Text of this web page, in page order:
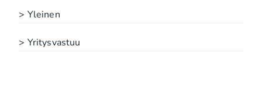
> Yleinen
> Yritysvastuu